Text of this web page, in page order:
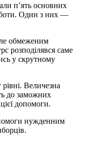
п’ять основних
Один з них —
обмеженим
розподілявся саме
у скрутному
Величезна
до заможних
допомоги.
нужденним